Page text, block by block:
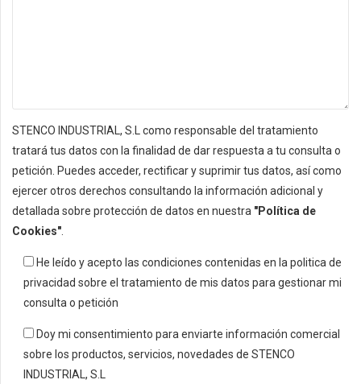
STENCO INDUSTRIAL, S.L como responsable del tratamiento
tratará tus datos con la finalidad de dar respuesta a tu consulta o
petición. Puedes acceder, rectificar y suprimir tus datos, así como
ejercer otros derechos consultando la información adicional y
detallada sobre protección de datos en nuestra "Política de
Cookies"
He leído y acepto las condiciones contenidas en la politica de
privacidad sobre el tratamiento de mis datos para gestionar mi
consulta o petición
Doy mi consentimiento para enviarte información comercial
sobre los productos, servicios, novedades de STENCO
INDUSTRIAL, S.L